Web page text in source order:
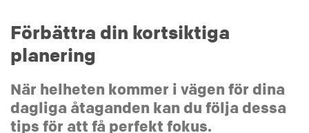
Förbättra din kortsiktiga
planering
När helheten kommer i vägen för dina
dagliga åtaganden kan du följa dessa
tips för att få perfekt fokus.